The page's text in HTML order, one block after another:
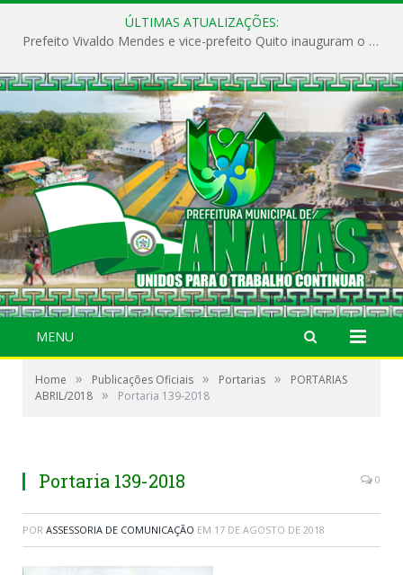
ÚLTIMAS ATUALIZAÇÕES:
Prefeito Vivaldo Mendes e vice-prefeito Quito inauguram o CAPS e fortalecem a saúde pública em Anajás.
MENU
Home » Publicações Oficiais » Portarias »
PORTARIAS
ABRIL/2018 » Portaria 139-2018
Portaria 139-2018 0
POR ASSESSORIA DE COMUNICAÇÃO EM 17 DE AGOSTO DE 2018